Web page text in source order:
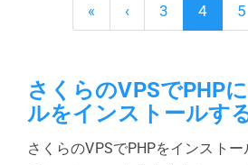
« ‹ 3 4 5
さくらのVPSでPHP
ルをインストールす
さくらのVPSでPHPをインストー